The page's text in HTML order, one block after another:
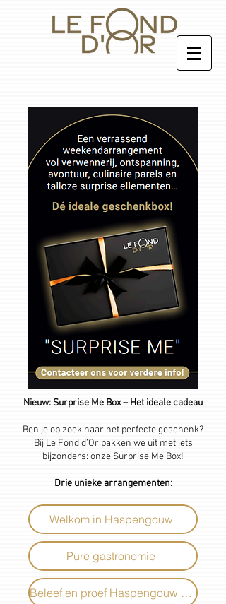
Nieuw: Surprise Me Box – Het ideale cadeau
Ben je op zoek naar het perfecte geschenk?
Bij Le Fond d’Or pakken we uit met iets
bijzonders: onze Surprise Me Box!
Drie unieke arrangementen:
Welkom in Haspengouw
Pure gastronomie
Beleef en proef Haspengouw voluit